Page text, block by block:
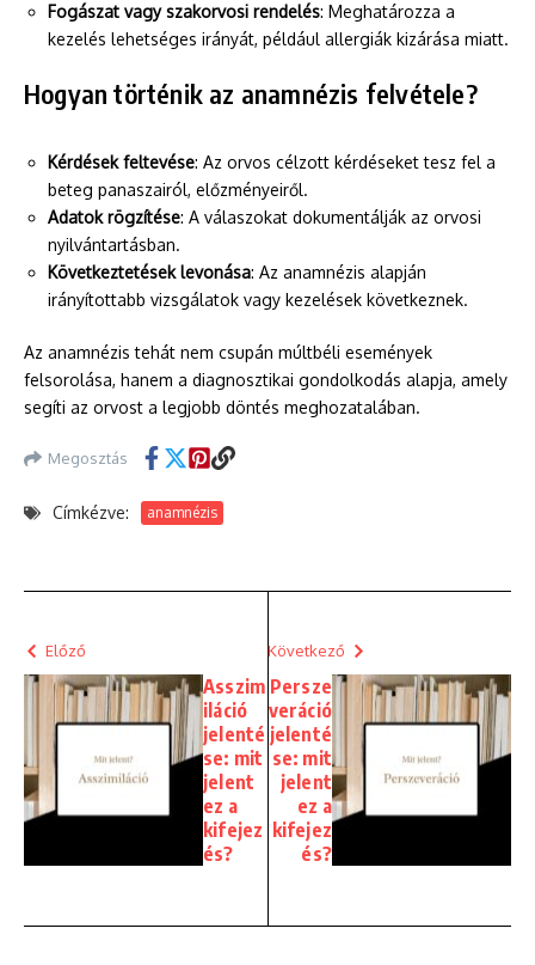
Fogászat vagy szakorvosi rendelés: Meghatározza a
kezelés lehetséges irányát, például allergiák kizárása miatt.
Hogyan történik az anamnézis felvétele?
Kérdések feltevése: Az orvos célzott kérdéseket tesz fel a
beteg panaszairól, előzményeiről.
Adatok rögzítése: A válaszokat dokumentálják az orvosi
nyilvántartásban.
Következtetések levonása: Az anamnézis alapján
irányítottabb vizsgálatok vagy kezelések következnek.
Az anamnézis tehát nem csupán múltbéli események
felsorolása, hanem a diagnosztikai gondolkodás alapja, amely
segíti az orvost a legjobb döntés meghozatalában.
Megosztás
Címkézve: anamnézis
Előző
Asszim
iláció
jelenté
se: mit
jelent
ez a
kifejez
és?
Következő
Persze
veráció
jelenté
se: mit
jelent
ez a
kifejez
és?